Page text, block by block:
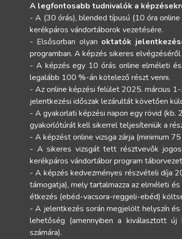
A legfontosabb tudnivalók a
- A (30 órás), blended típusú (10 óra
kerékpáros vándortáborok vezetésére.
- Elsősorban olyan oktatók
programban. A képzés sikeres
- A képzés egy 10 órás online elméleti
legalább 100 %-án kötelező részt venni.
- Az online képzési felület 2025. március
jelentkezési időszak lezárultát követően
- A gyakorlati képzési napon egy rövid
gyakorlótúrát kell sikerrel teljesíteniük a
- A képzést online vizsga zárja (minimum
- A sikeres vizsgát tett résztvevők
kerékpáros vándortábor program
- A képzés kedvezményes részvételi díja
támogatja), mely tartalmazza az elméleti
étkezés (ebéd-vacsora-reggeli-ebéd)
- A jelentkezés során megjelölt helyszín
lehetőség (amennyiben a kiválasztott új
számára).